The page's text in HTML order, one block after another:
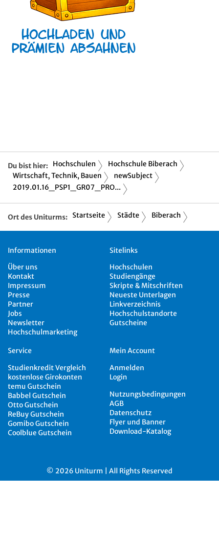
Du bist hier: Hochschulen
Hochschule Biberach
Wirtschaft, Technik, Bauen
newSubject
2019.01.16_PSP1_GR07_PRO...
Ort des Uniturms: Startseite Städte Biberach
Informationen
Über uns
Kontakt
Impressum
Presse
Partner
Jobs
Newsletter
Hochschulmarketing
Sitelinks
Hochschulen
Studiengänge
Skripte & Mitschriften
Neueste Unterlagen
Linkverzeichnis
Hochschulstandorte
Gutscheine
Service
Studienkredit Vergleich
kostenlose Girokonten
temu Gutschein
Babbel Gutschein
Otto Gutschein
ReBuy Gutschein
Gomibo Gutschein
Coolblue Gutschein
Mein Account
Anmelden
Login
Nutzungsbedingungen
AGB
Datenschutz
Flyer und Banner
Download-Katalog
© 2026 Uniturm | All Rights Reserved